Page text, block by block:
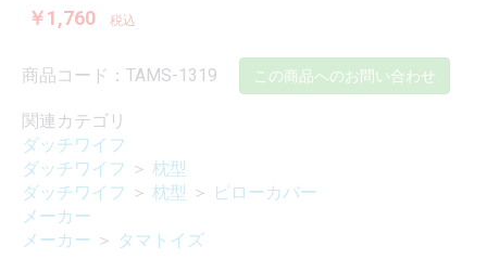
￥1,760 税込
商品コード：TAMS-1319 この商品へのお問い合わせ
関連カテゴリ
ダッチワイフ
ダッチワイフ ＞ 枕型
ダッチワイフ ＞ 枕型 ＞ ピローカバー
メーカー
メーカー ＞ タマトイズ